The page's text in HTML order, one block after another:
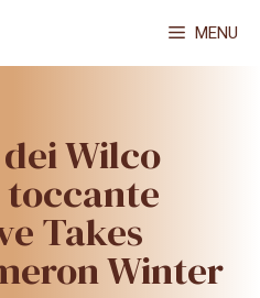
MENU
Wilco
Takes
Winter